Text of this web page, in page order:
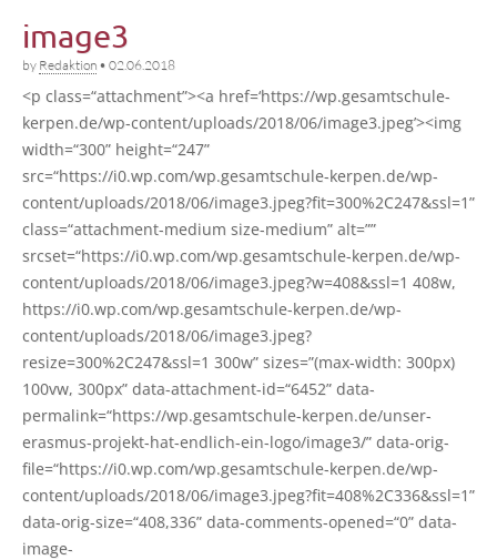
image3
by Redaktion • 02.06.2018
<p class=“attachment”><a href=‘https://wp.gesamtschule-
kerpen.de/wp-content/uploads/2018/06/image3.jpeg’><img
width=“300” height=“247”
src=“https://i0.wp.com/wp.gesamtschule-kerpen.de/wp-
content/uploads/2018/06/image3.jpeg?fit=300%2C247&ssl=1”
class=“attachment-medium size-medi­um” alt=””
srcset=“https://i0.wp.com/wp.gesamtschule-kerpen.de/wp-
content/uploads/2018/06/image3.jpeg?w=408&ssl=1 408w,
https://i0.wp.com/wp.gesamtschule-kerpen.de/wp-
content/uploads/2018/06/image3.jpeg?
resize=300%2C247&ssl=1 300w” sizes=”(max-width: 300px)
100vw, 300px” data-attachment-id=“6452” data-
permalink=“https://wp.gesamtschule-kerpen.de/unser-
erasmus-projekt-hat-endlich-ein-logo/image3/” data-orig-
file=“https://i0.wp.com/wp.gesamtschule-kerpen.de/wp-
content/uploads/2018/06/image3.jpeg?fit=408%2C336&ssl=1”
data-orig-size=“408,336” data-comments-opened=“0” data-
image-